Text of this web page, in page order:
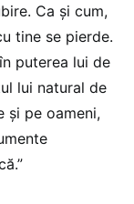
Ca și cum,
tine se pierde.
puterea lui de
lui natural de
și pe oameni,